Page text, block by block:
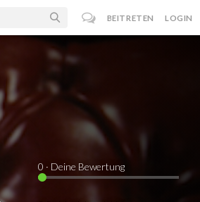
BEITRETEN LOGIN
0 · Deine Bewertung